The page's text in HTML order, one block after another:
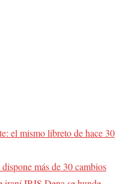
el mismo libreto de hace 30
más de 30 cambios